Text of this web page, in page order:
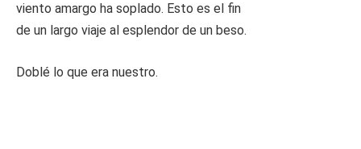
viento amargo ha soplado. Esto es el fin
de un largo viaje al esplendor de un beso.
Doblé lo que era nuestro.